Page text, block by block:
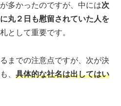
多かったのですが、中には次
丸２日も慰留されていた人を
として重要です。
までの注意点ですが、次が決
、 具体的な社名は出してはい